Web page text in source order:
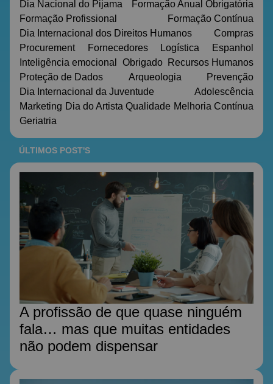
Dia Nacional do Pijama
Formação Anual Obrigatória
Formação Profissional
Formação Contínua
Dia Internacional dos Direitos Humanos
Compras
Procurement
Fornecedores Logística
Espanhol
Inteligência emocional
Obrigado
Recursos Humanos
Proteção de Dados
Arqueologia
Prevenção
Dia Internacional da Juventude
Adolescência
Marketing Dia do Artista Qualidade Melhoria Contínua
Geriatria
ÚLTIMOS POST'S
A profissão de que quase ninguém
fala… mas que muitas entidades
não podem dispensar